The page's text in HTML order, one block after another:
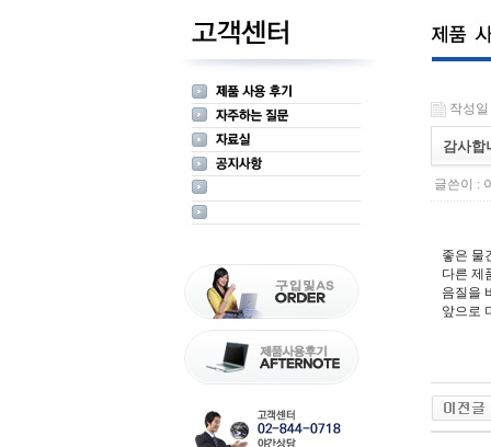
작성일
감사합
글쓴이 :
좋은 물
다른 제
음질을
앞으로